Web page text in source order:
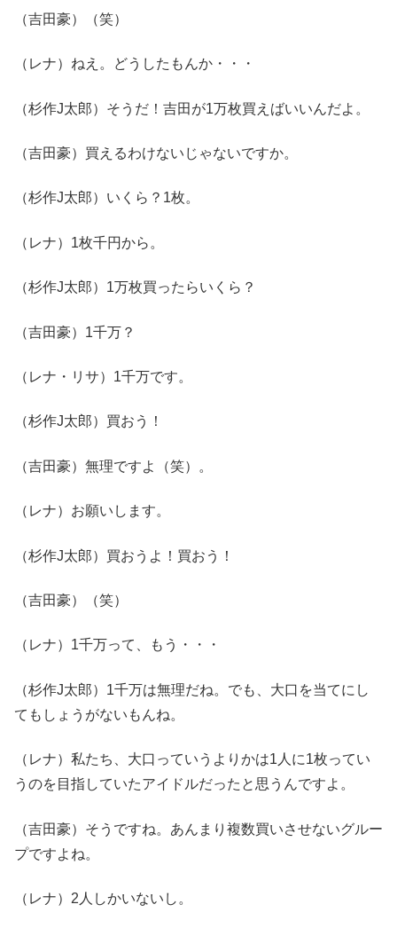
（吉田豪）（笑）
（レナ）ねえ。どうしたもんか・・・
（杉作J太郎）そうだ！吉田が1万枚買えばいいんだよ。
（吉田豪）買えるわけないじゃないですか。
（杉作J太郎）いくら？1枚。
（レナ）1枚千円から。
（杉作J太郎）1万枚買ったらいくら？
（吉田豪）1千万？
（レナ・リサ）1千万です。
（杉作J太郎）買おう！
（吉田豪）無理ですよ（笑）。
（レナ）お願いします。
（杉作J太郎）買おうよ！買おう！
（吉田豪）（笑）
（レナ）1千万って、もう・・・
（杉作J太郎）1千万は無理だね。でも、大口を当てにし
てもしょうがないもんね。
（レナ）私たち、大口っていうよりかは1人に1枚ってい
うのを目指していたアイドルだったと思うんですよ。
（吉田豪）そうですね。あんまり複数買いさせないグルー
プですよね。
（レナ）2人しかいないし。